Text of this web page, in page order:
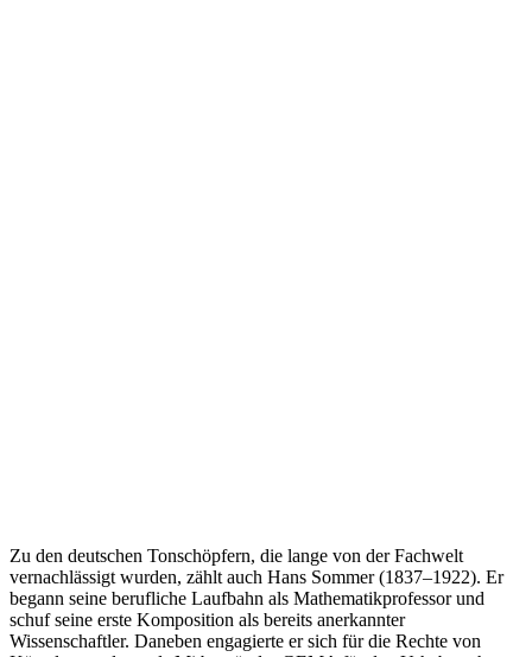
Zu den deutschen Tonschöpfern, die lange von der Fachwelt
vernachlässigt wurden, zählt auch Hans Sommer (1837–1922). Er
begann seine berufliche Laufbahn als Mathematikprofessor und
schuf seine erste Komposition als bereits anerkannter
Wissenschaftler. Daneben engagierte er sich für die Rechte von